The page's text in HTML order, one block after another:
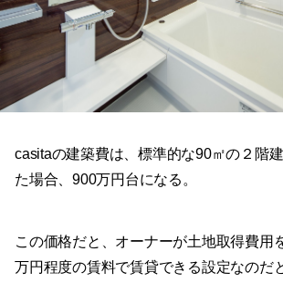
casitaの建築費は、標準的な90㎡の２階
た場合、900万円台になる。
この価格だと、オーナーが土地取得費用
万円程度の賃料で賃貸できる設定なのだ